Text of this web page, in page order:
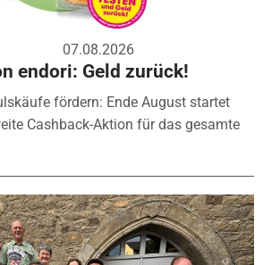
07.08.2026
endori: Geld zurück!
fördern: Ende August startet
Cashback-Aktion für das gesamte